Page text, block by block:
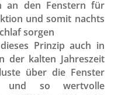
an den Fenstern für
und somit nachts
sorgen
Prinzip auch in
der kalten Jahreszeit
über die Fenster
und so wertvolle